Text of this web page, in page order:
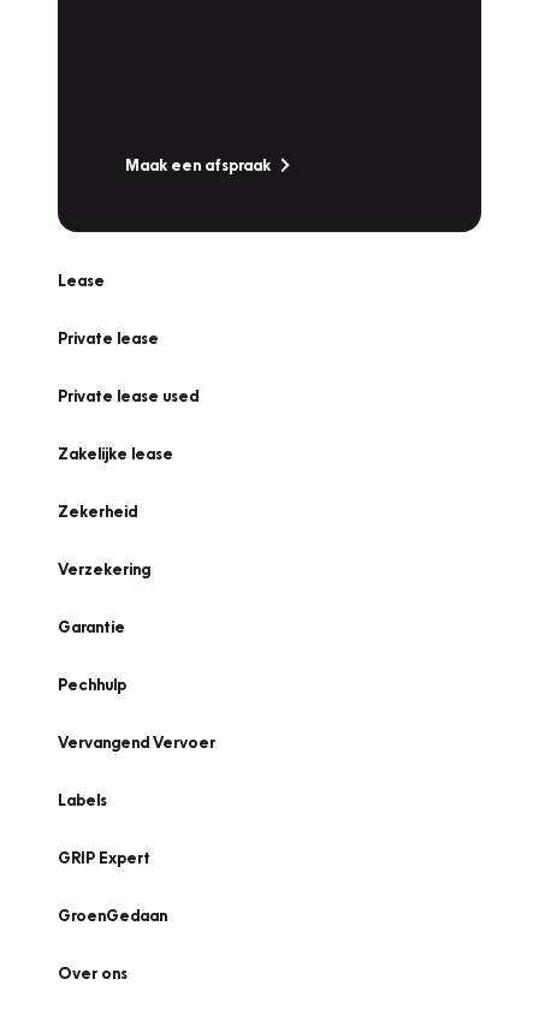
Maak een afspraak
Lease
Private lease
Private lease used
Zakelijke lease
Zekerheid
Verzekering
Garantie
Pechhulp
Vervangend Vervoer
Labels
GRIP Expert
GroenGedaan
Over ons